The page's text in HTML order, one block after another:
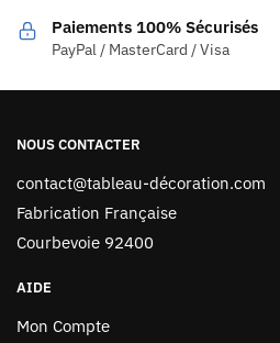
Paiements 100% Sécurisés
PayPal / MasterCard / Visa
NOUS CONTACTER
contact@tableau-décoration.com
Fabrication Française
Courbevoie 92400
AIDE
Mon Compte